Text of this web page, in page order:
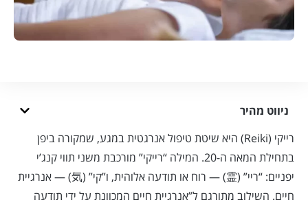
ניווט מהיר
רייקי (Reiki) היא שיטת טיפול אנרגטית במגע, שמקורה ביפן
בתחילת המאה ה-20. המילה “רייקי” מורכבת משני תווי קנג’י
יפניים: “ריי” (霊) — רוח או תודעה אלוהית, ו”קי” (気) — אנרגיית
חיים. השילוב מתורגם ל”אנרגיית חיים המכוונת על ידי תודעה